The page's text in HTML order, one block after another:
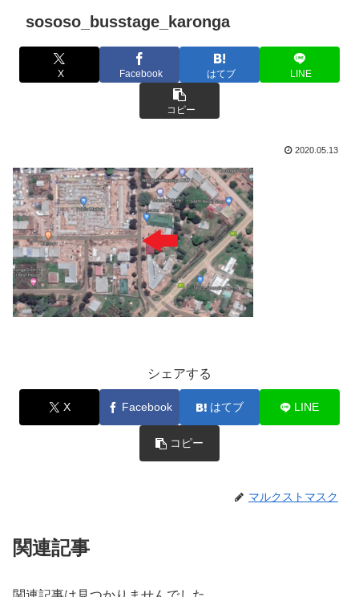
sososo_busstage_karonga
X Facebook はてブ LINE
コピー
2020.05.13
シェアする
X Facebook はてブ LINE
コピー
マルクストマスク
関連記事